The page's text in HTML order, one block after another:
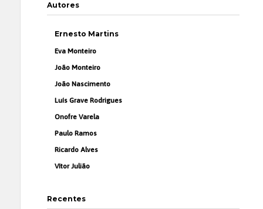
Autores
Ernesto Martins
Eva Monteiro
João Monteiro
João Nascimento
Luís Grave Rodrigues
Onofre Varela
Paulo Ramos
Ricardo Alves
Vítor Julião
Recentes